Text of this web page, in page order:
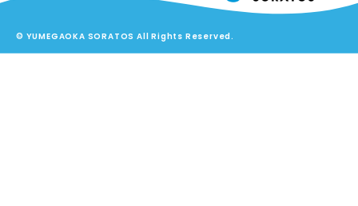
© YUMEGAOKA SORATOS All Rights Reserved.